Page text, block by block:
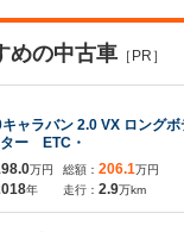
めの中古車 ［PR］
ャラバン 2.0 VX ロング
ー ETC・
万円
年
総額： 206.1万円
走行： 2.9万km